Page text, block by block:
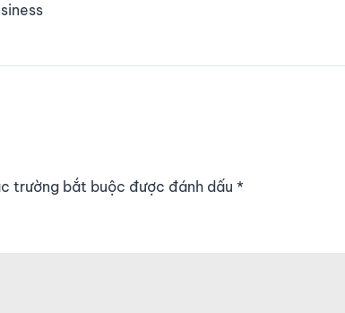
trường bắt buộc được đánh dấu *